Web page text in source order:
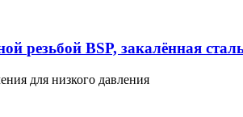
резьбой BSP, закалённая
для низкого давления